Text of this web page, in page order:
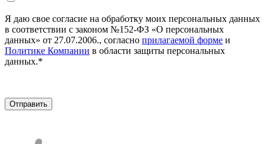
Я даю свое согласие на обработку моих персональных данных
в соответствии с законом №152-ФЗ «О персональных
данных» от 27.07.2006., согласно прилагаемой форме и
Политике Компании в области защиты персональных
данных.*